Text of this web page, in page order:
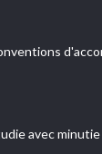
avec